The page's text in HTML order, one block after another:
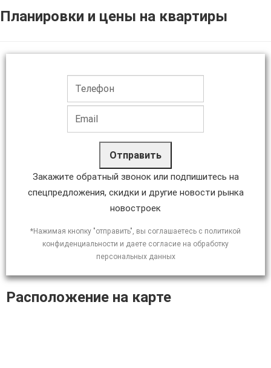
Планировки и цены на квартиры
Отправить
Закажите обратный звонок или подпишитесь на
спецпредложения, скидки и другие новости рынка
новостроек
*Нажимая кнопку "отправить", вы соглашаетесь с политикой
конфиденциальности и даете согласие на обработку
персональных данных
Расположение на карте